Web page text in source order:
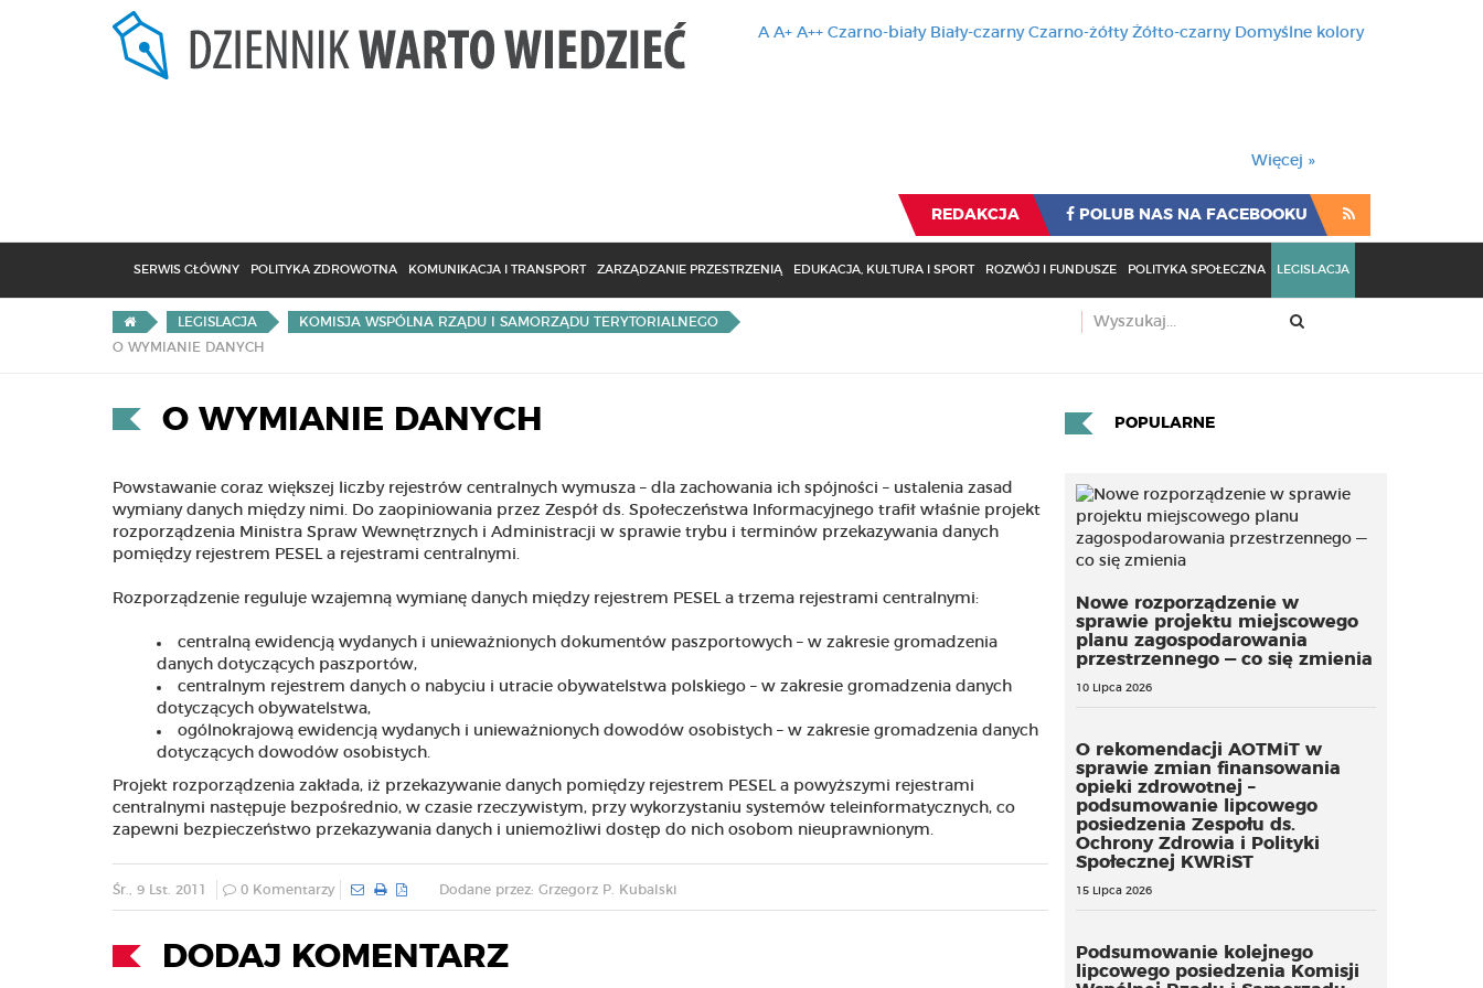
A A+ A++ Czarno-biały Biały-czarny Czarno-żółty Żółto-czarny Domyślne kolory
Więcej »
REDAKCJA POLUB NAS NA FACEBOOKU
SERWIS GŁÓWNY POLITYKA ZDROWOTNA KOMUNIKACJA I TRANSPORT ZARZĄDZANIE PRZESTRZENIĄ EDUKACJA, KULTURA I SPORT ROZWÓJ I FUNDUSZE POLITYKA SPOŁECZNA LEGISLACJA
LEGISLACJA
KOMISJA WSPÓLNA RZĄDU I SAMORZĄDU TERYTORIALNEGO
O WYMIANIE DANYCH
O WYMIANIE DANYCH
Powstawanie coraz większej liczby rejestrów centralnych wymusza – dla zachowania ich spójności – ustalenia zasad
wymiany danych między nimi. Do zaopiniowania przez Zespół ds. Społeczeństwa Informacyjnego trafił właśnie projekt
rozporządzenia Ministra Spraw Wewnętrznych i Administracji w sprawie trybu i terminów przekazywania danych
pomiędzy rejestrem PESEL a rejestrami centralnymi.
Rozporządzenie reguluje wzajemną wymianę danych między rejestrem PESEL a trzema rejestrami centralnymi:
centralną ewidencją wydanych i unieważnionych dokumentów paszportowych – w zakresie gromadzenia
danych dotyczących paszportów,
centralnym rejestrem danych o nabyciu i utracie obywatelstwa polskiego – w zakresie gromadzenia danych
dotyczących obywatelstwa,
ogólnokrajową ewidencją wydanych i unieważnionych dowodów osobistych – w zakresie gromadzenia danych
dotyczących dowodów osobistych.
Projekt rozporządzenia zakłada, iż przekazywanie danych pomiędzy rejestrem PESEL a powyższymi rejestrami
centralnymi następuje bezpośrednio, w czasie rzeczywistym, przy wykorzystaniu systemów teleinformatycznych, co
zapewni bezpieczeństwo przekazywania danych i uniemożliwi dostęp do nich osobom nieuprawnionym.
Śr., 9 Lst. 2011 0 Komentarzy Dodane przez: Grzegorz P. Kubalski
DODAJ KOMENTARZ
POPULARNE
Nowe rozporządzenie w
sprawie projektu miejscowego
planu zagospodarowania
przestrzennego — co się zmienia
10 Lipca 2026
O rekomendacji AOTMiT w
sprawie zmian finansowania
opieki zdrowotnej –
podsumowanie lipcowego
posiedzenia Zespołu ds.
Ochrony Zdrowia i Polityki
Społecznej KWRiST
15 Lipca 2026
Podsumowanie kolejnego
lipcowego posiedzenia Komisji